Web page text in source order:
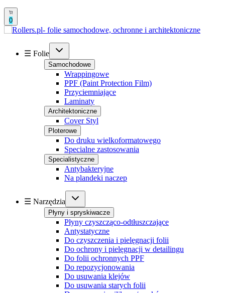
0
☰ Folie
Samochodowe
Wrappingowe
PPF (Paint Protection Film)
Przyciemniające
Laminaty
Architektoniczne
Cover Styl
Ploterowe
Do druku wielkoformatowego
Specialne zastosowania
Specialistyczne
Antybakteryjne
Na plandeki naczep
☰ Narzędzia
Płyny i spryskiwacze
Płyny czyszcząco-odtłuszczające
Antystatyczne
Do czyszczenia i pielęgnacji folii
Do ochrony i pielęgnacji w detailingu
Do folii ochronnych PPF
Do repozycjonowania
Do usuwania klejów
Do usuwania starych folii